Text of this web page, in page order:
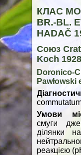
КЛАС
BR.-BL.
HADAČ
Союз
Koch 1928
Doronico-
Pawłowski
Умови
смуги
ділянки
реакцією